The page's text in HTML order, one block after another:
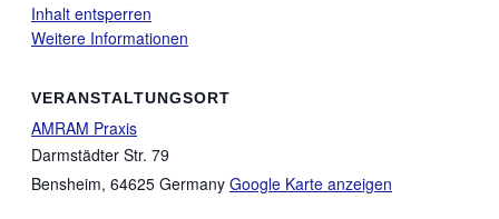
VERANSTALTUNGSORT
AMRAM Praxis
Darmstädter Str. 79
Bensheim, 64625 Germany Google Karte anzeigen
Inhalt entsperren
Weitere Informationen